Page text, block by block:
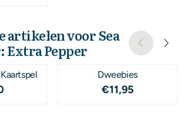
artikelen voorSea
Extra Pepper
13,50
Dweebies
Prijs: 11,95
€11,95